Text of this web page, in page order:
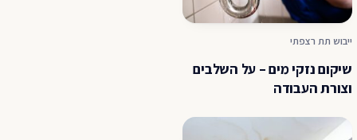
ייבוש תת רצפתי
שיקום נזקי מים – על השלבים
וצורת העבודה